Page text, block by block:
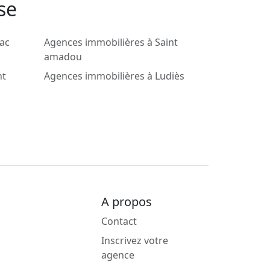
Agences immobilières à Saint
amadou
Agences immobilières à Ludiès
A propos
Contact
Inscrivez votre
agence